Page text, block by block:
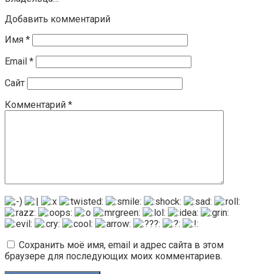
Добавить комментарий
Имя *
Email *
Сайт
Комментарий *
Сохранить моё имя, email и адрес сайта в этом
браузере для последующих моих комментариев.